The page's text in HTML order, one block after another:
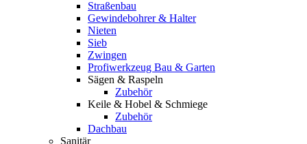
Straßenbau
Gewindebohrer & Halter
Nieten
Sieb
Zwingen
Profiwerkzeug Bau & Garten
Sägen & Raspeln
Zubehör
Keile & Hobel & Schmiege
Zubehör
Dachbau
Sanitär